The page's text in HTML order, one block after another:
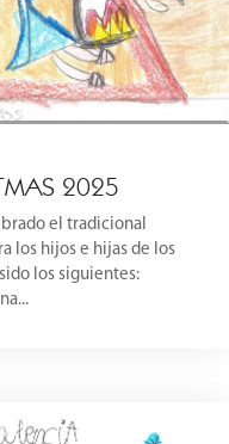
2025
el tradicional
los hijos e hijas de los
los siguientes: